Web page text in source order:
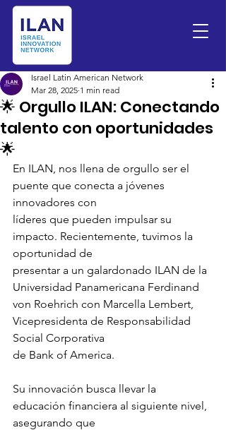
🌟 Orgullo ILAN: Conectando
talento con oportunidades
🌟
Israel Latin American Network
Mar 28, 2025 1 min read
En ILAN, nos llena de orgullo ser el
puente que conecta a jóvenes
innovadores con
líderes que pueden impulsar su
impacto. Recientemente, tuvimos la
oportunidad de
presentar a un galardonado ILAN de la
Universidad Panamericana Ferdinand
von Roehrich con Marcella Lembert,
Vicepresidenta de Responsabilidad
Social Corporativa
de Bank of America.
Su innovación busca llevar la
educación financiera al siguiente nivel,
asegurando que